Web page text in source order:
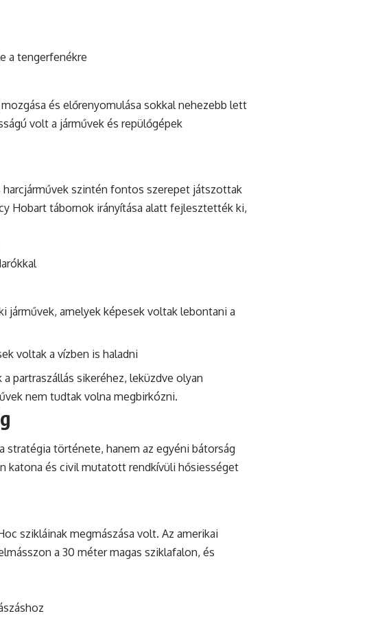
a tengerfenékre
és előrenyomulása sokkal nehezebb lett
volt a járművek és repülőgépek
harcjárművek szintén fontos szerepet játszottak
Hobart tábornok irányítása alatt fejlesztették ki,
járművek, amelyek képesek voltak lebontani a
voltak a vízben is haladni
partraszállás sikeréhez, leküzdve olyan
nem tudtak volna megbirkózni.
stratégia története, hanem az egyéni bátorság
katona és civil mutatott rendkívüli hősiességet
szikláinak megmászása volt. Az amerikai
a 30 méter magas sziklafalon, és